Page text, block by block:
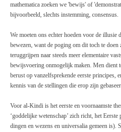
mathematica zoeken we 'bewijs' of
bijvoorbeeld, slechts instemming, consensus.
We moeten ons echter hoeden voor de illusie
bewezen, want de poging om dit toch te doen
teruggrijpen naar steeds meer elementaire
bewijsvoering onmogelijk maken. Men dient
berust op vanzelfsprekende eerste principes,
kennis van de stellingen die erop zijn
Voor al-Kindi is het eerste en voornaamste
‘goddelijke wetenschap’ zich richt, het
dingen en wezens en universalia gemeen is).